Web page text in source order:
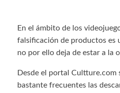
En el ámbito de los
falsificación de productos es
no por ello deja de estar a la
Desde el portal Cultture.com
bastante frecuentes las